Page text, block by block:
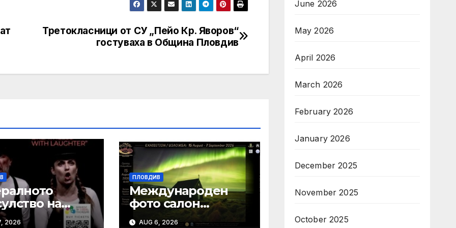
Третокласници от СУ „Пейо Кр. Яворов“
гостуваха в Община Пловдив
на
2026
ПЛОВДИВ
Международен
фото салон
Пловдив 2026
AUG 6, 2026
June 2026
May 2026
April 2026
March 2026
February 2026
January 2026
December 2025
November 2025
October 2025